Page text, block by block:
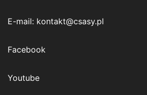
E-mail: kontakt@csasy.pl
Facebook
Youtube